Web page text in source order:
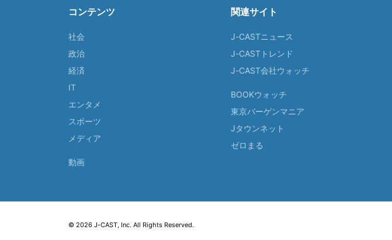
コンテンツ
社会
政治
経済
IT
エンタメ
スポーツ
メディア
動画
関連サイト
J-CASTニュース
J-CASTトレンド
J-CAST会社ウォッチ
BOOKウォッチ
東京バーゲンマニア
Jタウンネット
ゼロまる
© 2026 J-CAST, Inc. All Rights Reserved.